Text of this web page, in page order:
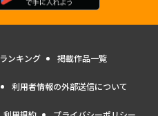
ランキング 掲載作品一覧
利用者情報の外部送信について